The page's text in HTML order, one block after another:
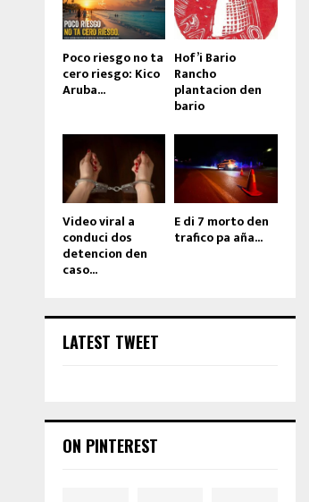
Poco riesgo no ta
cero riesgo: Kico
Aruba...
Hof’i Bario
Rancho
plantacion den
bario
Video viral a
conduci dos
detencion den
caso...
E di 7 morto den
trafico pa aña...
LATEST TWEET
ON PINTEREST